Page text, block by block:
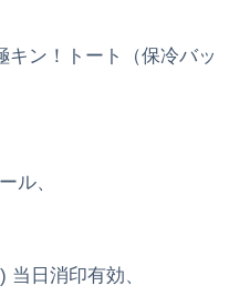
キン！トート（保冷バッ
ル、
日消印有効、